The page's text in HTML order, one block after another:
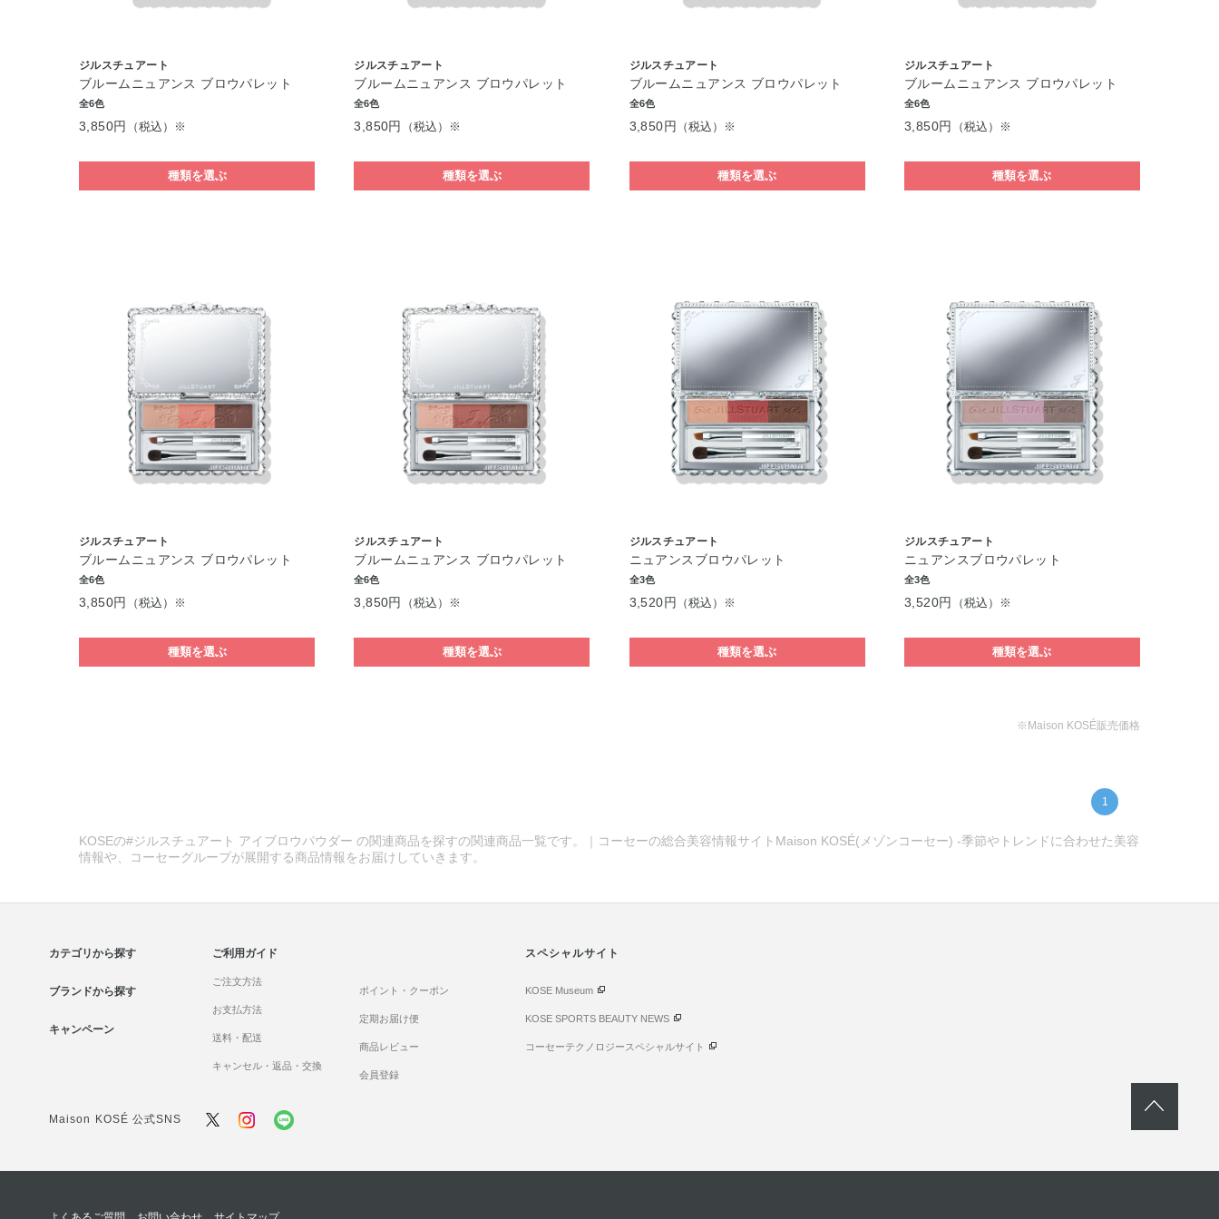
ジルスチュアート
ブルームニュアンス ブロウパレット
全6色
3,850円 （税込）※
種類を選ぶ
ジルスチュアート
ブルームニュアンス ブロウパレット
全6色
3,850円 （税込）※
種類を選ぶ
ジルスチュアート
ブルームニュアンス ブロウパレット
全6色
3,850円 （税込）※
種類を選ぶ
ジルスチュアート
ブルームニュアンス ブロウパレット
全6色
3,850円 （税込）※
種類を選ぶ
ジルスチュアート
ブルームニュアンス ブロウパレット
全6色
3,850円 （税込）※
種類を選ぶ
ジルスチュアート
ブルームニュアンス ブロウパレット
全6色
3,850円 （税込）※
種類を選ぶ
ジルスチュアート
ニュアンスブロウパレット
全3色
3,520円 （税込）※
種類を選ぶ
ジルスチュアート
ニュアンスブロウパレット
全3色
3,520円 （税込）※
種類を選ぶ
※Maison KOSÉ販売価格
1
KOSEの#ジルスチュアート アイブロウパウダー の関連商品を探すの関連商品一覧です。｜コーセーの総合美容情報サイトMaison KOSÉ(メゾンコーセー) -季節やトレンドに合わせた美容
情報や、コーセーグループが展開する商品情報をお届けしていきます。
カテゴリから探す
ブランドから探す
キャンペーン
ご利用ガイド
ご注文方法
お支払方法
送料・配送
キャンセル・返品・交換
ポイント・クーポン
定期お届け便
商品レビュー
会員登録
スペシャルサイト
KOSE Museum
KOSE SPORTS BEAUTY NEWS
コーセーテクノロジースペシャルサイト
Maison KOSÉ 公式SNS